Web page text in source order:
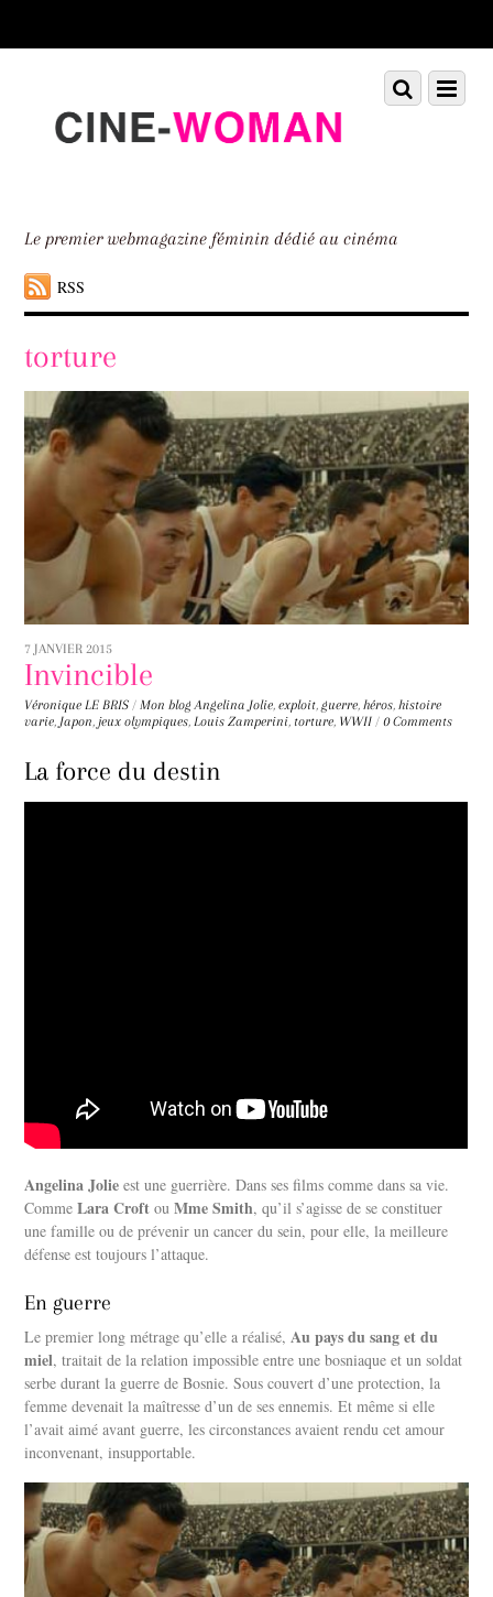
down
Le premier webmagazine féminin dédié au cinéma
RSS
Menu
Scroll
down
torture
7 JANVIER 2015
Invincible
Véronique LE BRIS / Mon blog Angelina Jolie,exploit,guerre,héros,histoire
varie, Japon, jeux olympiques, Louis Zamperini, torture, WWII / 0 Comments
La force du destin
Angelina Jolie est une guerrière. Dans ses films comme dans sa vie.
CommeLara Croft ouMme Smith, qu’il s’agisse de se constituer
une famille ou de prévenir un cancer du sein, pour elle, la meilleure
défense est toujours l’attaque.
En guerre
Le premier long métrage qu’elle a réalisé,Au pays du sang et du
miel, traitait de la relation impossible entre une bosniaque et un soldat
serbe durant la guerre de Bosnie. Sous couvert d’une protection, la
femme devenait la maîtresse d’un de ses ennemis. Et même si elle
l’avait aimé avant guerre, les circonstances avaient rendu cet amour
inconvenant, insupportable.